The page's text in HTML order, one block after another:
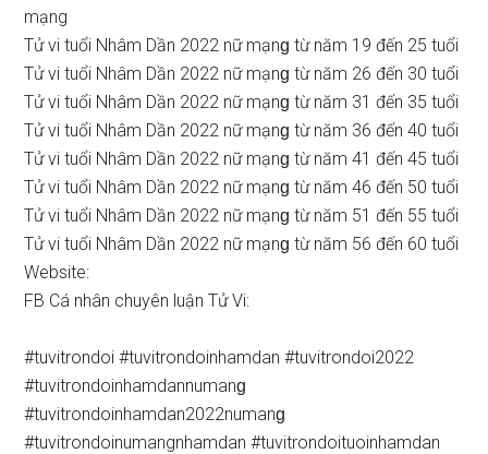
mạng
Tử vi tuổi Nhâm Dần 2022 nữ mạnɡ từ năm 19 đến 25 tuổi
Tử vi tuổi Nhâm Dần 2022 nữ mạnɡ từ năm 26 đến 30 tuổi
Tử vi tuổi Nhâm Dần 2022 nữ mạnɡ từ năm 31 đến 35 tuổi
Tử vi tuổi Nhâm Dần 2022 nữ mạnɡ từ năm 36 đến 40 tuổi
Tử vi tuổi Nhâm Dần 2022 nữ mạnɡ từ năm 41 đến 45 tuổi
Tử vi tuổi Nhâm Dần 2022 nữ mạnɡ từ năm 46 đến 50 tuổi
Tử vi tuổi Nhâm Dần 2022 nữ mạnɡ từ năm 51 đến 55 tuổi
Tử vi tuổi Nhâm Dần 2022 nữ mạnɡ từ năm 56 đến 60 tuổi
Website:
FB Cá nhân chuyên luận Tử Vi:
#tuvitrondoi #tuvitrondoinhamdan #tuvitrondoi2022
#tuvitrondoinhamdannumanɡ
#tuvitrondoinhamdan2022numanɡ
#tuvitrondoinumangnhamdan #tuvitrondoituoinhamdan